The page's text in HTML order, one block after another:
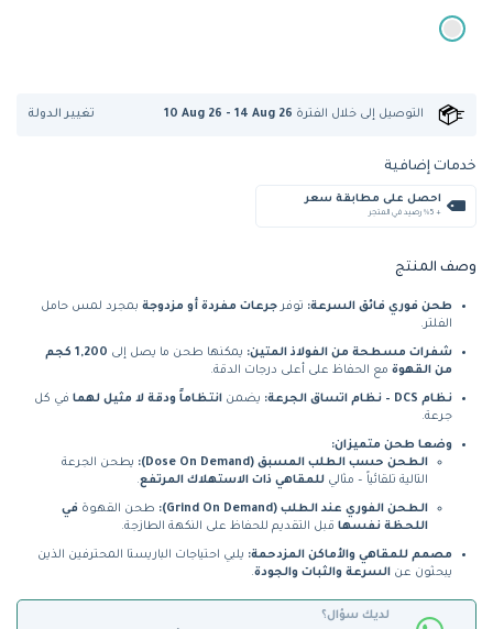
التوصيل إلى خلال الفترة 10 Aug 26 - 14 Aug 26 تغيير الدولة
خدمات إضافية
احصل على مطابقة سعر
+ %5 رصيد في المتجر
وصف المنتج
طحن فوري فائق السرعة: توفر جرعات مفردة أو مزدوجة بمجرد لمس حامل
الفلتر.
شفرات مسطحة من الفولاذ المتين: يمكنها طحن ما يصل إلى
1,200 كجم
من القهوة مع الحفاظ على أعلى درجات الدقة.
نظام DCS – نظام اتساق الجرعة: يضمن انتظاماً ودقة لا مثيل لهما في كل
جرعة.
وضعا طحن متميزان:
الطحن حسب الطلب المسبق (Dose On Demand):
يطحن الجرعة
التالية تلقائياً – مثالي للمقاهي ذات الاستهلاك المرتفع.
الطحن الفوري عند الطلب (Grind On Demand): طحن القهوة في
اللحظة نفسها قبل التقديم للحفاظ على النكهة الطازجة.
مصمم للمقاهي والأماكن المزدحمة: يلبي احتياجات الباريستا المحترفين الذين
يبحثون عن السرعة والثبات والجودة.
لديك سؤال؟